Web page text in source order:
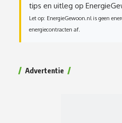
tips en uitleg op
Let op: EnergieGewoon.nl is geen
energiecontracten af.
Advertentie